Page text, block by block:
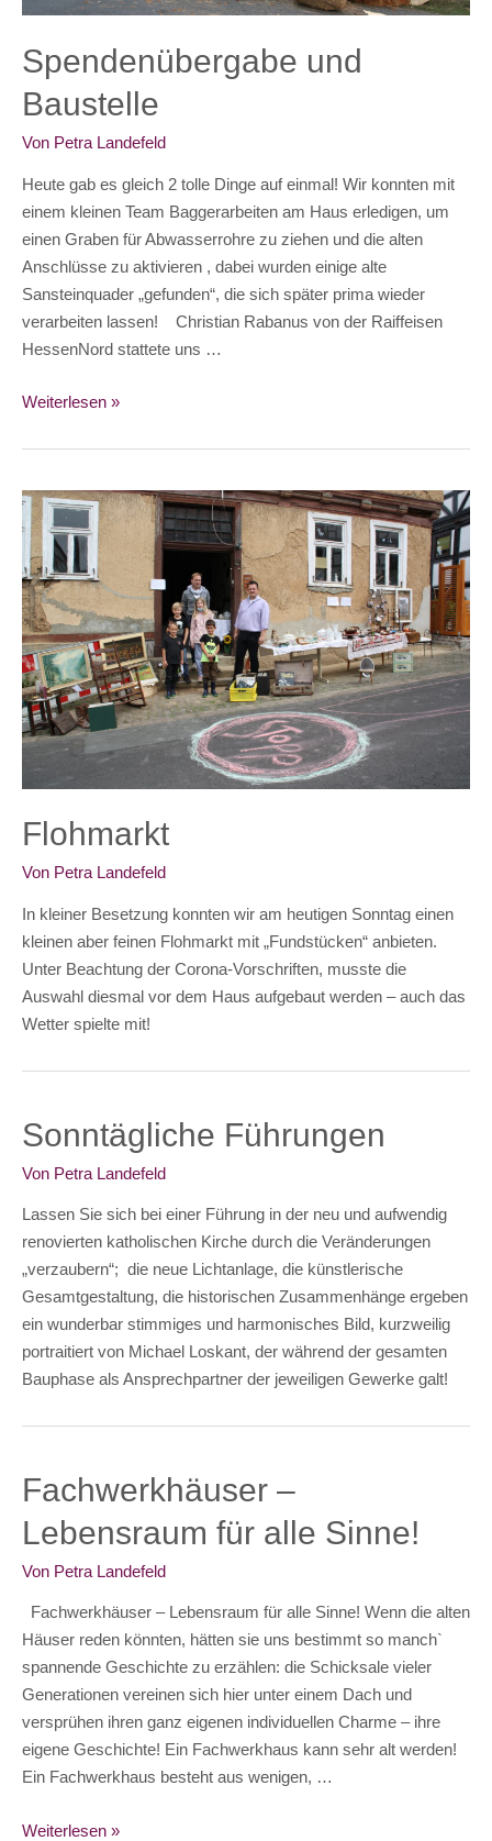
Spendenübergabe und
Baustelle
Von Petra Landefeld
Heute gab es gleich 2 tolle Dinge auf einmal! Wir konnten mit
einem kleinen Team Baggerarbeiten am Haus erledigen, um
einen Graben für Abwasserrohre zu ziehen und die alten
Anschlüsse zu aktivieren , dabei wurden einige alte
Sansteinquader „gefunden“, die sich später prima wieder
verarbeiten lassen! Christian Rabanus von der Raiffeisen
HessenNord stattete uns …
Spendenübergabe
Weiterlesen »
Flohmarkt
Von Petra Landefeld
In kleiner Besetzung konnten wir am heutigen Sonntag einen
kleinen aber feinen Flohmarkt mit „Fundstücken“ anbieten.
Unter Beachtung der Corona-Vorschriften, musste die
Auswahl diesmal vor dem Haus aufgebaut werden – auch das
Wetter spielte mit!
Sonntägliche Führungen
Von Petra Landefeld
Lassen Sie sich bei einer Führung in der neu und aufwendig
renovierten katholischen Kirche durch die Veränderungen
„verzaubern“; die neue Lichtanlage, die künstlerische
Gesamtgestaltung, die historischen Zusammenhänge ergeben
ein wunderbar stimmiges und harmonisches Bild, kurzweilig
portraitiert von Michael Loskant, der während der gesamten
Bauphase als Ansprechpartner der jeweiligen Gewerke galt!
Fachwerkhäuser –
Lebensraum für alle Sinne!
Von Petra Landefeld
Fachwerkhäuser – Lebensraum für alle Sinne! Wenn die alten
Häuser reden könnten, hätten sie uns bestimmt so manch`
spannende Geschichte zu erzählen: die Schicksale vieler
Generationen vereinen sich hier unter einem Dach und
versprühen ihren ganz eigenen individuellen Charme – ihre
eigene Geschichte! Ein Fachwerkhaus kann sehr alt werden!
Ein Fachwerkhaus besteht aus wenigen, …
Fachwerkhäuser
Weiterlesen »